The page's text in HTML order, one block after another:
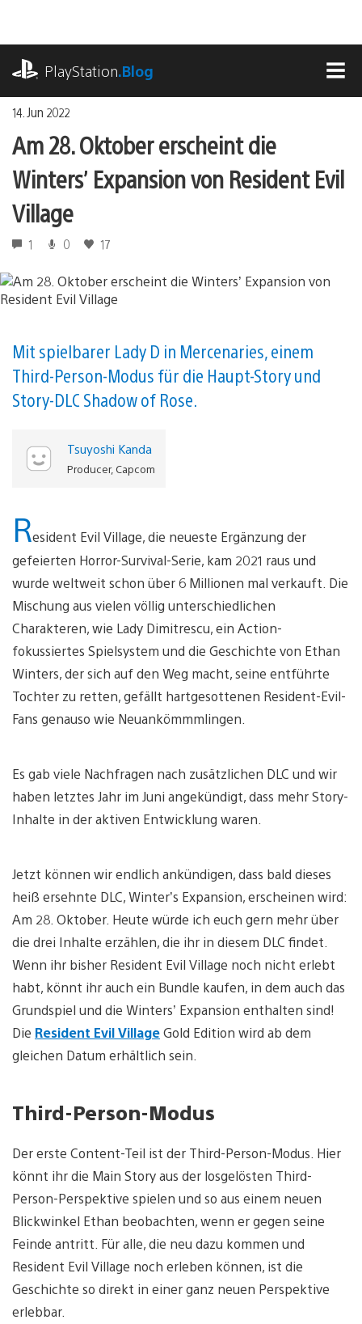
springen
PlayStation.Blog
14. Jun 2022
Am 28. Oktober erscheint die
Winters’ Expansion von Resident Evil
Village
1 0 17
Mit spielbarer Lady D in Mercenaries, einem
Third-Person-Modus für die Haupt-Story und
Story-DLC Shadow of Rose.
Tsuyoshi Kanda
Producer, Capcom
Resident Evil Village, die neueste Ergänzung der
gefeierten Horror-Survival-Serie, kam 2021 raus und
wurde weltweit schon über 6 Millionen mal verkauft. Die
Mischung aus vielen völlig unterschiedlichen
Charakteren, wie Lady Dimitrescu, ein Action-
fokussiertes Spielsystem und die Geschichte von Ethan
Winters, der sich auf den Weg macht, seine entführte
Tochter zu retten, gefällt hartgesottenen Resident-Evil-
Fans genauso wie Neuankömmmlingen.
Es gab viele Nachfragen nach zusätzlichen DLC und wir
haben letztes Jahr im Juni angekündigt, dass mehr Story-
Inhalte in der aktiven Entwicklung waren.
Jetzt können wir endlich ankündigen, dass bald dieses
heiß ersehnte DLC, Winter’s Expansion, erscheinen wird:
Am 28. Oktober. Heute würde ich euch gern mehr über
die drei Inhalte erzählen, die ihr in diesem DLC findet.
Wenn ihr bisher Resident Evil Village noch nicht erlebt
habt, könnt ihr auch ein Bundle kaufen, in dem auch das
Grundspiel und die Winters’ Expansion enthalten sind!
Die Resident Evil VillageGold Edition wird ab dem
gleichen Datum erhältlich sein.
Third-Person-Modus
Der erste Content-Teil ist der Third-Person-Modus. Hier
könnt ihr die Main Story aus der losgelösten Third-
Person-Perspektive spielen und so aus einem neuen
Blickwinkel Ethan beobachten, wenn er gegen seine
Feinde antritt. Für alle, die neu dazu kommen und
Resident Evil Village noch erleben können, ist die
Geschichte so direkt in einer ganz neuen Perspektive
erlebbar.